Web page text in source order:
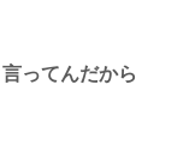
ってんだから